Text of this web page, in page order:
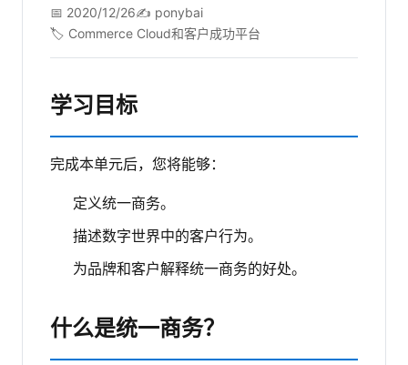
📅 2020/12/26✍️ ponybai
🏷️ Commerce Cloud和客户成功平台
学习目标
完成本单元后，您将能够：
定义统一商务。
描述数字世界中的客户行为。
为品牌和客户解释统一商务的好处。
什么是统一商务？